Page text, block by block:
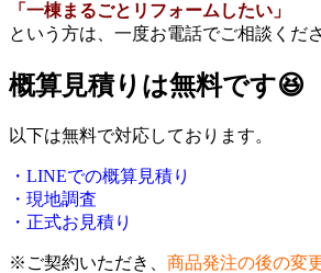
「一棟まるごとリフォームしたい」
という方は、一度お電話でご相談くださ
概算見積りは無料です😆
以下は無料で対応しております。
・LINEでの概算見積り
・現地調査
・正式お見積り
※ご契約いただき、 商品発注の後の変